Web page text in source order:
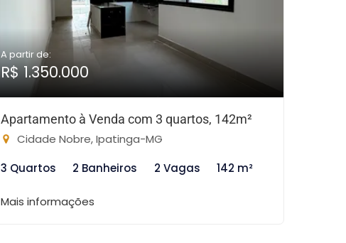
A partir de:
R$ 1.350.000
Apartamento à Venda com 3 quartos, 142m²
Cidade Nobre, Ipatinga-MG
3 Quartos
2 Banheiros 2 Vagas 142 m²
Mais informações